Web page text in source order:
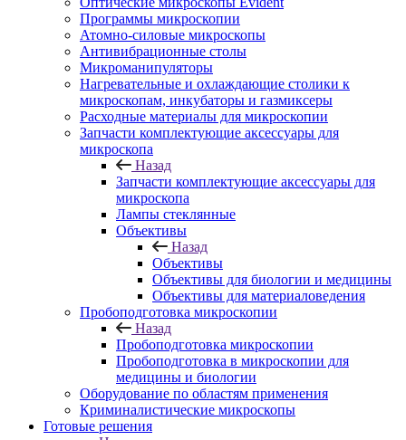
Программы микроскопии
Атомно-силовые микроскопы
Антивибрационные столы
Микроманипуляторы
Нагревательные и охлаждающие столики к
микроскопам, инкубаторы и газмиксеры
Расходные материалы для микроскопии
Запчасти комплектующие аксессуары для
микроскопа
Назад
Запчасти комплектующие аксессуары для
микроскопа
Лампы стеклянные
Объективы
Назад
Объективы
Объективы для биологии и медицины
Объективы для материаловедения
Пробоподготовка микроскопии
Назад
Пробоподготовка микроскопии
Пробоподготовка в микроскопии для
медицины и биологии
Оборудование по областям применения
Криминалистические микроскопы
Готовые решения